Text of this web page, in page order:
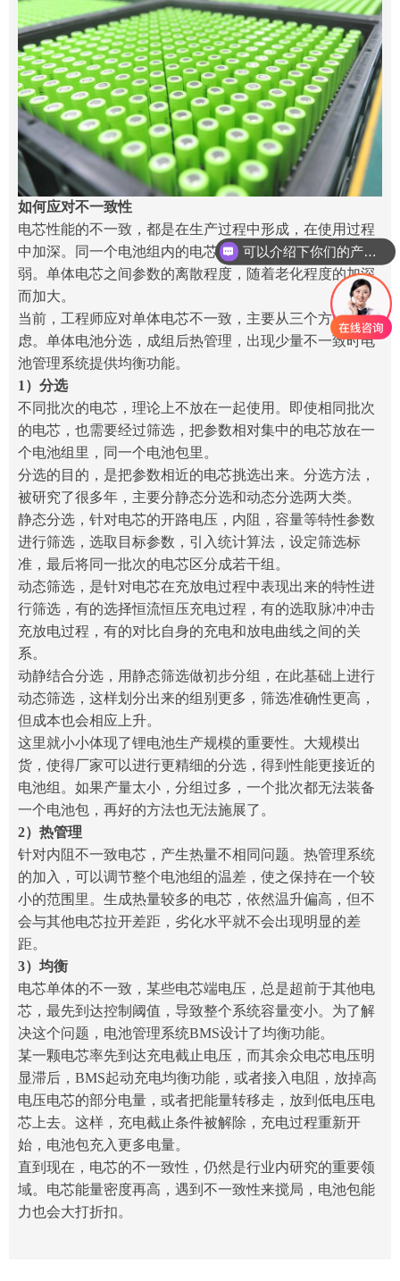
如何应对不一致性
电芯性能的不一致，都是在生产过程中形成，在使用过程
中加深。同一个电池组内的电芯，弱者恒弱，且加速变
弱。单体电芯之间参数的离散程度，随着老化程度的加深
而加大。
当前，工程师应对单体电芯不一致，主要从三个方面考
虑。单体电池分选，成组后热管理，出现少量不一致时电
池管理系统提供均衡功能。
1）分选
不同批次的电芯，理论上不放在一起使用。即使相同批次
的电芯，也需要经过筛选，把参数相对集中的电芯放在一
个电池组里，同一个电池包里。
分选的目的，是把参数相近的电芯挑选出来。分选方法，
被研究了很多年，主要分静态分选和动态分选两大类。
静态分选，针对电芯的开路电压，内阻，容量等特性参数
进行筛选，选取目标参数，引入统计算法，设定筛选标
准，最后将同一批次的电芯区分成若干组。
动态筛选，是针对电芯在充放电过程中表现出来的特性进
行筛选，有的选择恒流恒压充电过程，有的选取脉冲冲击
充放电过程，有的对比自身的充电和放电曲线之间的关
系。
动静结合分选，用静态筛选做初步分组，在此基础上进行
动态筛选，这样划分出来的组别更多，筛选准确性更高，
但成本也会相应上升。
这里就小小体现了锂电池生产规模的重要性。大规模出
货，使得厂家可以进行更精细的分选，得到性能更接近的
电池组。如果产量太小，分组过多，一个批次都无法装备
一个电池包，再好的方法也无法施展了。
2）热管理
针对内阻不一致电芯，产生热量不相同问题。热管理系统
的加入，可以调节整个电池组的温差，使之保持在一个较
小的范围里。生成热量较多的电芯，依然温升偏高，但不
会与其他电芯拉开差距，劣化水平就不会出现明显的差
距。
3）均衡
电芯单体的不一致，某些电芯端电压，总是超前于其他电
芯，最先到达控制阈值，导致整个系统容量变小。为了解
决这个问题，电池管理系统BMS设计了均衡功能。
某一颗电芯率先到达充电截止电压，而其余众电芯电压明
显滞后，BMS起动充电均衡功能，或者接入电阻，放掉高
电压电芯的部分电量，或者把能量转移走，放到低电压电
芯上去。这样，充电截止条件被解除，充电过程重新开
始，电池包充入更多电量。
直到现在，电芯的不一致性，仍然是行业内研究的重要领
域。电芯能量密度再高，遇到不一致性来搅局，电池包能
力也会大打折扣。
可以介绍下你们的产品么
你们是怎么收费的呢